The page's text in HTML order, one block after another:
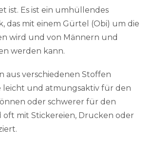
ist. Es ist ein umhüllendes
das mit einem Gürtel (Obi) um die
wird und von Männern und
werden kann.
aus verschiedenen Stoffen
leicht und atmungsaktiv für den
oder schwerer für den
oft mit Stickereien, Drucken oder